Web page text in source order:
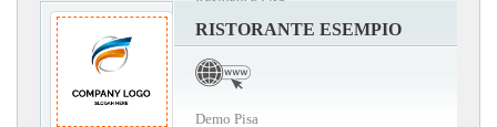
RISTORANTE ESEMPIO
Demo Pisa